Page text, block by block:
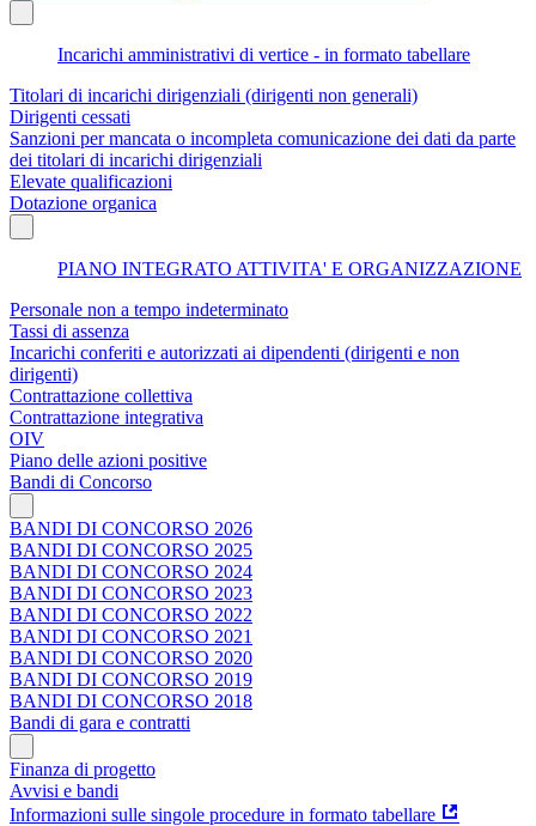
Incarichi amministrativi di vertice - in formato tabellare
Titolari di incarichi dirigenziali (dirigenti non generali)
Dirigenti cessati
Sanzioni per mancata o incompleta comunicazione dei dati da parte
dei titolari di incarichi dirigenziali
Elevate qualificazioni
Dotazione organica
PIANO INTEGRATO ATTIVITA' E ORGANIZZAZIONE
Personale non a tempo indeterminato
Tassi di assenza
Incarichi conferiti e autorizzati ai dipendenti (dirigenti e non
dirigenti)
Contrattazione collettiva
Contrattazione integrativa
OIV
Piano delle azioni positive
Bandi di Concorso
BANDI DI CONCORSO 2026
BANDI DI CONCORSO 2025
BANDI DI CONCORSO 2024
BANDI DI CONCORSO 2023
BANDI DI CONCORSO 2022
BANDI DI CONCORSO 2021
BANDI DI CONCORSO 2020
BANDI DI CONCORSO 2019
BANDI DI CONCORSO 2018
Bandi di gara e contratti
Finanza di progetto
Avvisi e bandi
Informazioni sulle singole procedure in formato tabellare